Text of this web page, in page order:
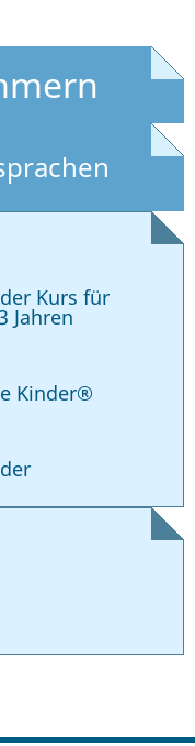
Kurs für
Jahren
Kinder®